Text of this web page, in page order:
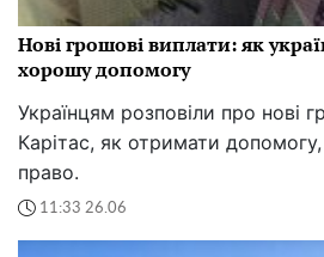
Нові грошові виплати: як
хорошу допомогу
Українцям розповіли про нові
Карітас, як отримати
право.
11:33 26.06